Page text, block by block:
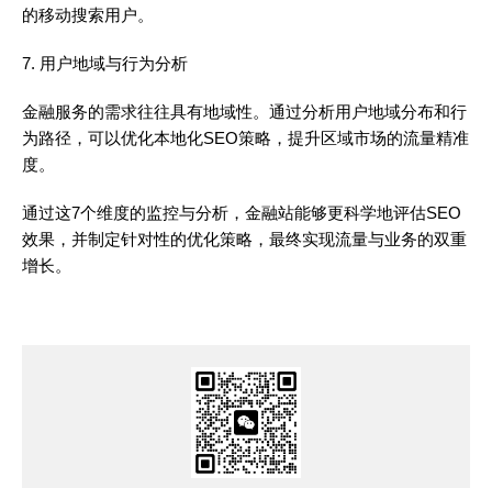
的移动搜索用户。
7. 用户地域与行为分析
金融服务的需求往往具有地域性。通过分析用户地域分布和行
为路径，可以优化本地化SEO策略，提升区域市场的流量精准
度。
通过这7个维度的监控与分析，金融站能够更科学地评估SEO
效果，并制定针对性的优化策略，最终实现流量与业务的双重
增长。